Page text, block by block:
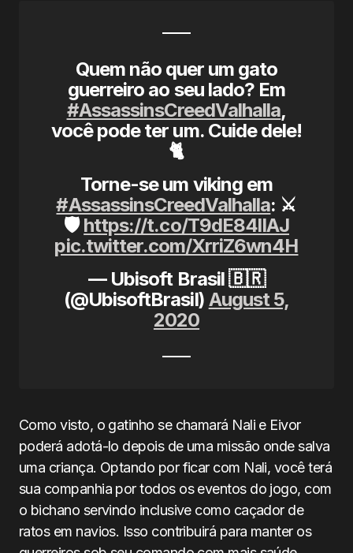
Quem não quer um gato
guerreiro ao seu lado? Em
#AssassinsCreedValhalla,
você pode ter um. Cuide dele!
🐈
Torne-se um viking em
#AssassinsCreedValhalla: ⚔️
🛡️https://t.co/T9dE84lIAJ
pic.twitter.com/XrriZ6wn4H
— Ubisoft Brasil 🇧🇷
(@UbisoftBrasil) August 5,
2020
Como visto, o gatinho se chamará Nali e Eivor
poderá adotá-lo depois de uma missão onde salva
uma criança. Optando por ficar com Nali, você terá
sua companhia por todos os eventos do jogo, com
o bichano servindo inclusive como caçador de
ratos em navios. Isso contribuirá para manter os